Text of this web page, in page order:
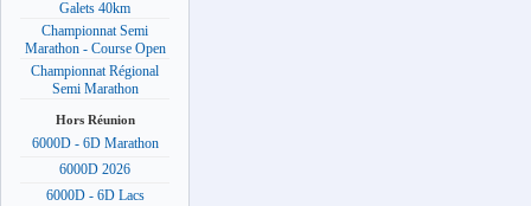
Galets 40km
Championnat Semi
Marathon - Course Open
Championnat Régional
Semi Marathon
Hors Réunion
6000D - 6D Marathon
6000D 2026
6000D - 6D Lacs